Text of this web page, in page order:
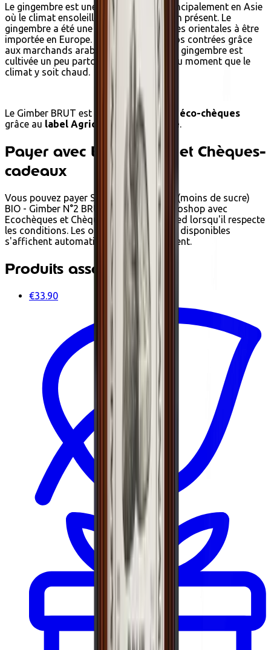
Le gingembre est une racine cultivée principalement en Asie
où le climat ensoleillé et tropical est bien présent. Le
gingembre a été une des premières épices orientales à être
importée en Europe. Il est arrivé dans nos contrées grâce
aux marchands arabes. Actuellement, le gingembre est
cultivée un peu partout sur la planète, du moment que le
climat y soit chaud.
Le Gimber BRUT est achetable avec des éco-chèques
grâce au label Agriculture Biologique.
Payer avec Ecochèques et Chèques-
cadeaux
Vous pouvez payer Sirop de gingembre (moins de sucre)
BIO - Gimber N°2 BRUT - 700ml chez Ecoshop avec
Ecochèques et Chèques-cadeaux Edenred lorsqu'il respecte
les conditions. Les options de paiement disponibles
s'affichent automatiquement au paiement.
Produits associés
€33.90